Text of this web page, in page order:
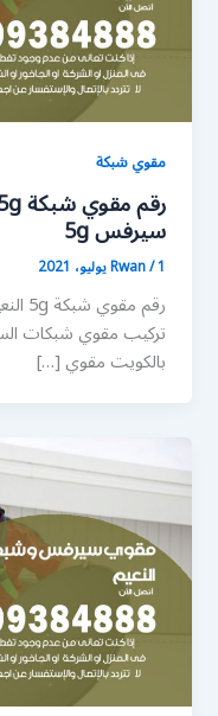
مقوي شبكة
سيرفس 5g
Rwan/1 يوليو، 2021
تركيب مقوي شبكات
بالكويت مقوي […]